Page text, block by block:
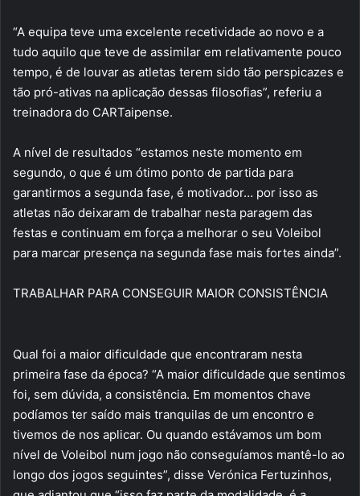
“A equipa teve uma excelente recetividade ao novo e a
tudo aquilo que teve de assimilar em relativamente pouco
tempo, é de louvar as atletas terem sido tão perspicazes e
tão pró-ativas na aplicação dessas filosofias”, referiu a
treinadora do CARTaipense.
A nível de resultados “estamos neste momento em
segundo, o que é um ótimo ponto de partida para
garantirmos a segunda fase, é motivador… por isso as
atletas não deixaram de trabalhar nesta paragem das
festas e continuam em força a melhorar o seu Voleibol
para marcar presença na segunda fase mais fortes ainda”.
TRABALHAR PARA CONSEGUIR MAIOR CONSISTÊNCIA
Qual foi a maior dificuldade que encontraram nesta
primeira fase da época? “A maior dificuldade que sentimos
foi, sem dúvida, a consistência. Em momentos chave
podíamos ter saído mais tranquilas de um encontro e
tivemos de nos aplicar. Ou quando estávamos um bom
nível de Voleibol num jogo não conseguíamos mantê-lo ao
longo dos jogos seguintes”, disse Verónica Fertuzinhos,